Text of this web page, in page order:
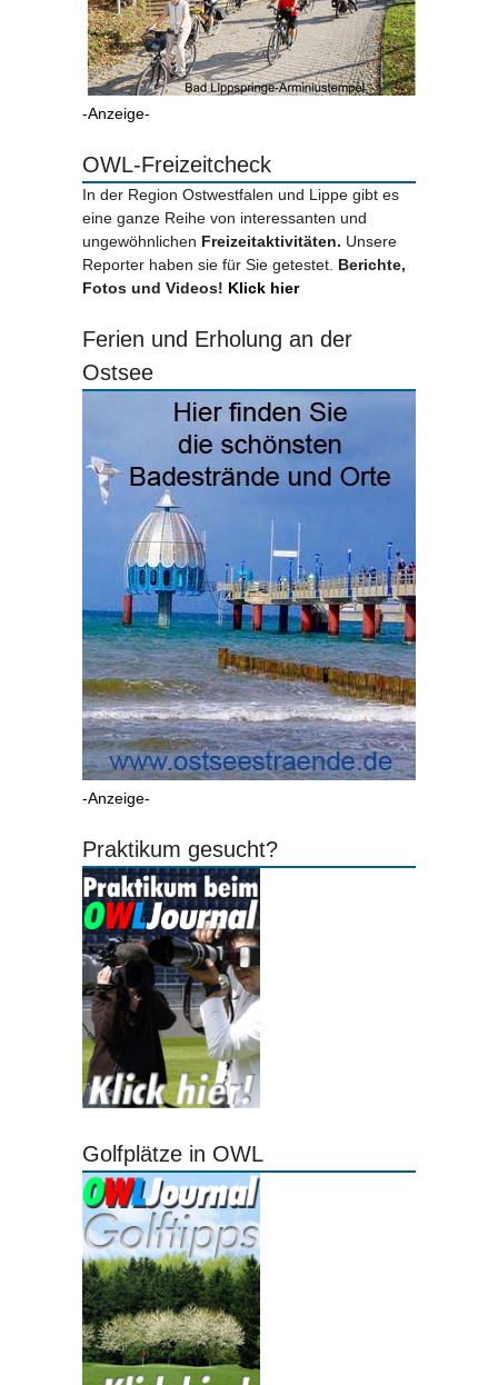
-Anzeige-
OWL-Freizeitcheck
In der Region Ostwestfalen und Lippe gibt es
eine ganze Reihe von interessanten und
ungewöhnlichen Freizeitaktivitäten. Unsere
Reporter haben sie für Sie getestet. Berichte,
Fotos und Videos! Klick hier
Ferien und Erholung an der
Ostsee
-Anzeige-
Praktikum gesucht?
Golfplätze in OWL